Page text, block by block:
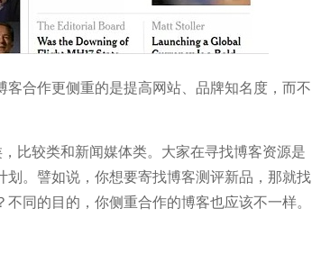
合作更侧重的是提高网站、品牌知名度，而不
比较类和新闻媒体类。大家在寻找博客资源是
。譬如说，你想要寄找博客测评新品，那就找
同的目的，你侧重合作的博客也应该不一样。